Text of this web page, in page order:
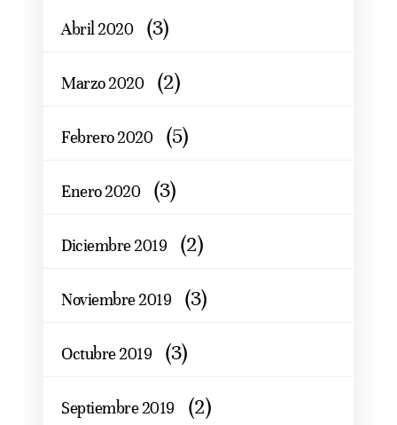
Abril 2020 (3)
Marzo 2020 (2)
Febrero 2020 (5)
Enero 2020 (3)
Diciembre 2019 (2)
Noviembre 2019 (3)
Octubre 2019 (3)
Septiembre 2019 (2)